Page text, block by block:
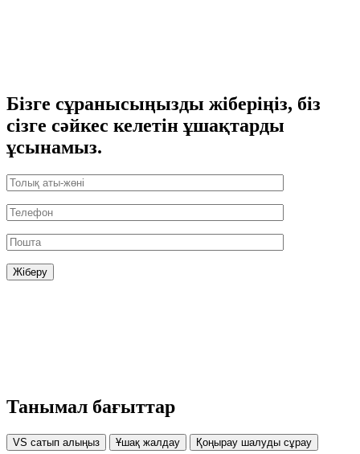
Бізге сұранысыңызды жіберіңіз, біз
сізге сәйкес келетін ұшақтарды
ұсынамыз.
Танымал бағыттар
VS сатып алыңыз Ұшақ жалдау Қоңырау шалуды сұрау